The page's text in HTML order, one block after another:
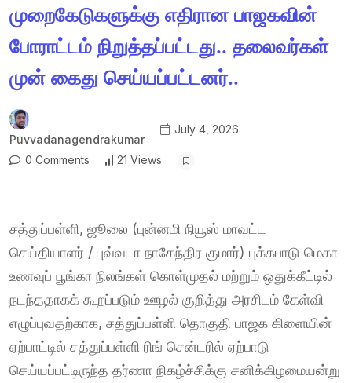
முறைகேடுகளுக்கு எதிரான பாஜகவின்
போராட்டம் நிறுத்தப்பட்டது.. தலைவர்கள்
முன் கைது செய்யப்பட்டனர்..
Puvvadanagendrakumar
July 4, 2026
0 Comments 21 Views
சத்துப்பள்ளி, ஜூலை (புன்னமி நியூஸ் மாவட்ட
செய்தியாளர் / புவ்வடா நாகேந்திர குமார்) புக்கபாடு மெகா
உணவுப் பூங்கா நிலங்கள் கொள்முதல் மற்றும் ஒதுக்கீட்டில்
நடந்ததாகக் கூறப்படும் ஊழல் குறித்து அரசிடம் கேள்வி
எழுப்புவதற்காக, சத்துப்பள்ளி தொகுதி பாஜக கிளையின்
ஏற்பாட்டில் சத்துப்பள்ளி ரிங் சென்டரில் ஏற்பாடு
செய்யப்பட்டிருந்த தர்ணா நிகழ்ச்சிக்கு சனிக்கிழமையன்று